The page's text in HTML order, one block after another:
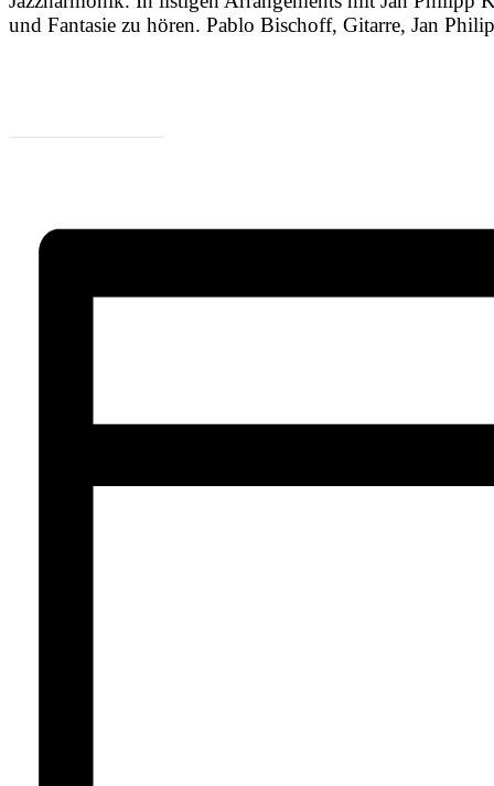
und Fantasie zu hören. Pablo Bischoff, Gitarre, Jan